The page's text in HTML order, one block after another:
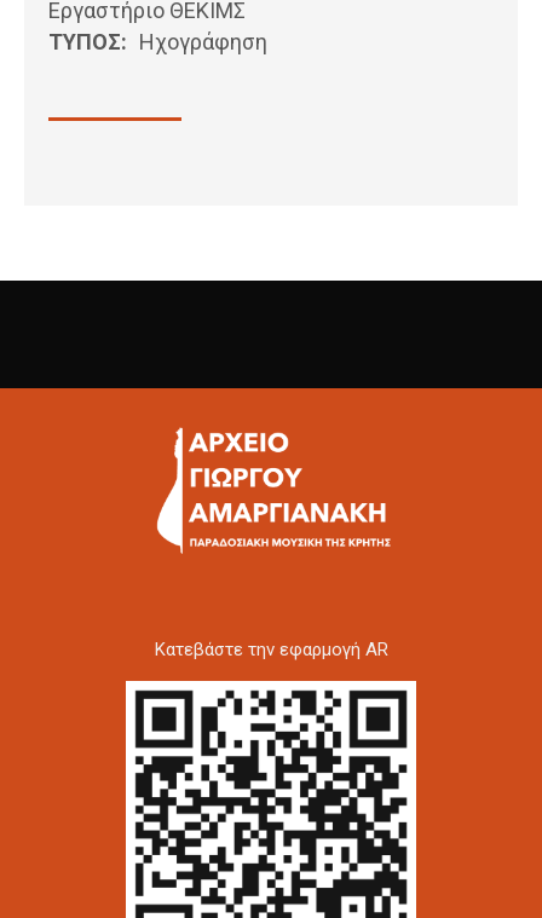
Εργαστήριο ΘΕΚΙΜΣ
ΤΥΠΟΣ: Ηχογράφηση
Kατεβάστε την εφαρμογή AR